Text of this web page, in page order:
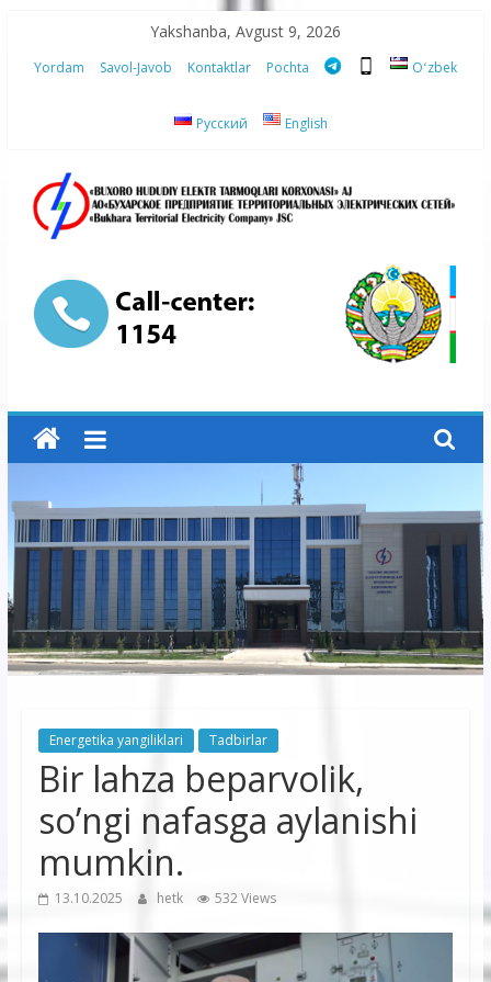
content
Yakshanba, Avgust 9, 2026
Yordam Savol-Javob Kontaktlar Pochta Oʻzbek
Русский English
“Buxoro
hududiy
elektr
tarmoqlari
korxonasi”
AJ
“Buxoro
hududiy
korxonasi”
Energetika yangiliklari Tadbirlar
Bir lahza beparvolik,
so’ngi nafasga aylanishi
mumkin.
13.10.2025 hetk 532 Views